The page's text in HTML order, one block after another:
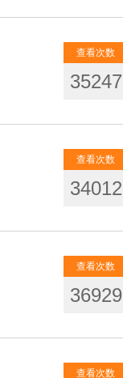
查看次数
35247
查看次数
34012
查看次数
36929
查看次数